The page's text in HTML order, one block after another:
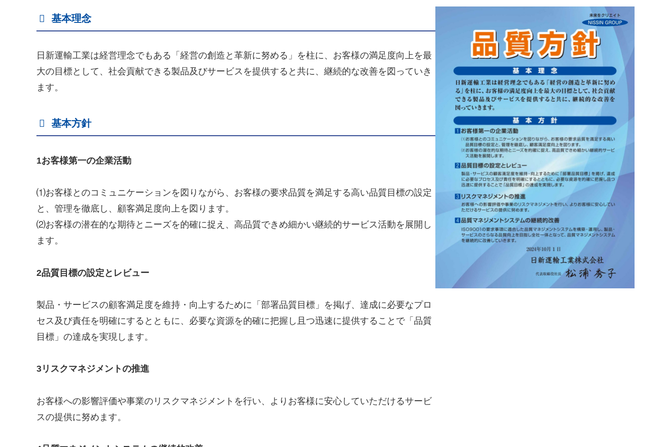
基本理念
日新運輸工業は経営理念でもある「経営の創造と革新に努める」を柱に、お客様の満足度向上を最
大の目標として、社会貢献できる製品及びサービスを提供すると共に、継続的な改善を図っていき
ます。
基本方針
1お客様第一の企業活動
⑴お客様とのコミュニケーションを図りながら、お客様の要求品質を満足する高い品質目標の設定
と、管理を徹底し、顧客満足度向上を図ります。
⑵お客様の潜在的な期待とニーズを的確に捉え、高品質できめ細かい継続的サービス活動を展開し
ます。
2品質目標の設定とレビュー
製品・サービスの顧客満足度を維持・向上するために「部署品質目標」を掲げ、達成に必要なプロ
セス及び責任を明確にするとともに、必要な資源を的確に把握し且つ迅速に提供することで「品質
目標」の達成を実現します。
3リスクマネジメントの推進
お客様への影響評価や事業のリスクマネジメントを行い、よりお客様に安心していただけるサービ
スの提供に努めます。